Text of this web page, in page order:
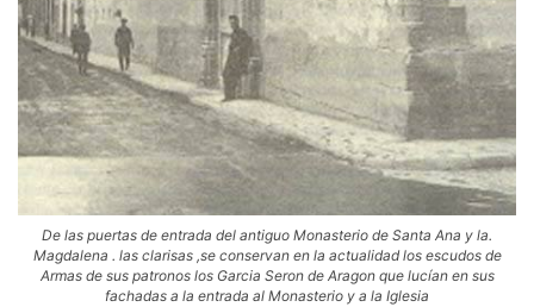
De las puertas de entrada del antiguo Monasterio de Santa Ana y la.
Magdalena . las clarisas ,se conservan en la actualidad los escudos de
Armas de sus patronos los Garcia Seron de Aragon que lucían en sus
fachadas a la entrada al Monasterio y a la Iglesia